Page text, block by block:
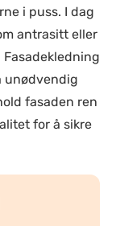
i puss. I dag
antrasitt eller
unødvendig
fasaden ren
for å sikre